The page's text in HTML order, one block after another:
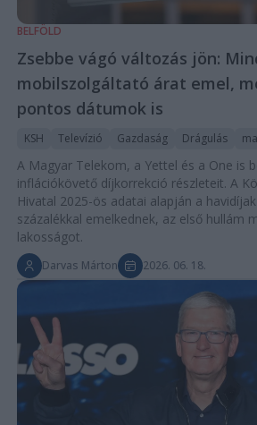
BELFÖLD
Zsebbe vágó változás jön:
mobilszolgáltató árat emel,
pontos dátumok is
KSH Televízió Gazdaság Drágulás
A Magyar Telekom, a Yettel és a One is
inflációkövető díjkorrekció részleteit. A
Hivatal 2025-ös adatai alapján a
százalékkal emelkednek, az első hullám
lakosságot.
Darvas Márton 2026. 06. 18.